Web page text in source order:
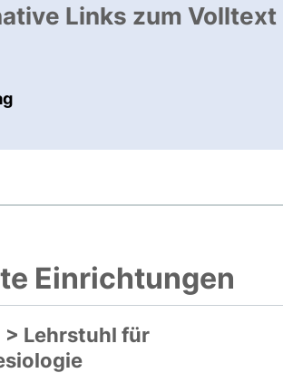
Links zum Volltext
externer Link, öffnet neues
Einrichtungen
> Lehrstuhl für